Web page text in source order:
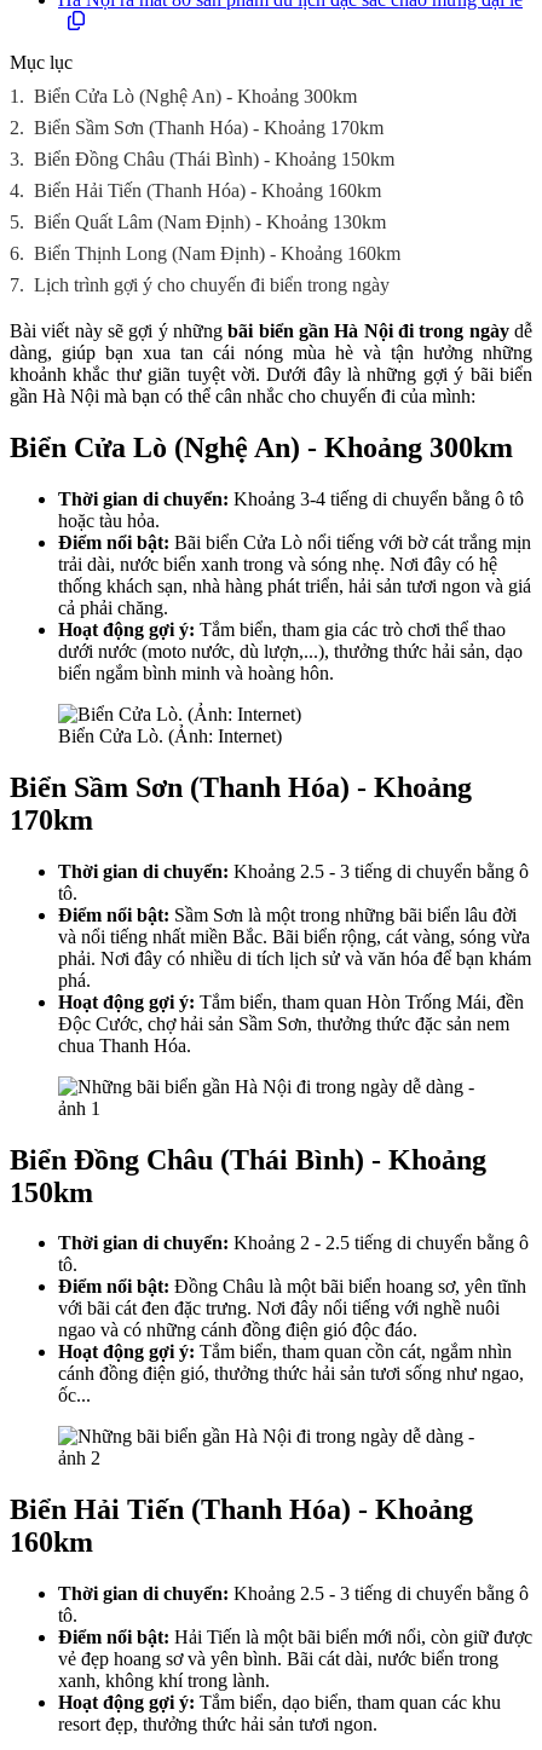
Mục lục
1. Biển Cửa Lò (Nghệ An) - Khoảng 300km
2. Biển Sầm Sơn (Thanh Hóa) - Khoảng 170km
3. Biển Đồng Châu (Thái Bình) - Khoảng 150km
4. Biển Hải Tiến (Thanh Hóa) - Khoảng 160km
5. Biển Quất Lâm (Nam Định) - Khoảng 130km
6. Biển Thịnh Long (Nam Định) - Khoảng 160km
7. Lịch trình gợi ý cho chuyến đi biển trong ngày
Bài viết này sẽ gợi ý nhữngbãi biển gần Hà Nội đi trong ngàydễ
dàng, giúp bạn xua tan cái nóng mùa hè và tận hưởng những
khoảnh khắc thư giãn tuyệt vời. Dưới đây là những gợi ý bãi biển
gần Hà Nội mà bạn có thể cân nhắc cho chuyến đi của mình:
Biển Cửa Lò (Nghệ An) - Khoảng 300km
Thời gian di chuyển: Khoảng 3-4 tiếng di chuyển bằng ô tô
hoặc tàu hỏa.
Điểm nổi bật: Bãi biển Cửa Lò nổi tiếng với bờ cát trắng mịn
trải dài, nước biển xanh trong và sóng nhẹ. Nơi đây có hệ
thống khách sạn, nhà hàng phát triển, hải sản tươi ngon và giá
cả phải chăng.
Hoạt động gợi ý: Tắm biển, tham gia các trò chơi thể thao
dưới nước (moto nước, dù lượn,...), thưởng thức hải sản, dạo
biển ngắm bình minh và hoàng hôn.
Biển Cửa Lò. (Ảnh: Internet)
Biển Sầm Sơn (Thanh Hóa) - Khoảng
170km
Thời gian di chuyển: Khoảng 2.5 - 3 tiếng di chuyển bằng ô
tô.
Điểm nổi bật: Sầm Sơn là một trong những bãi biển lâu đời
và nổi tiếng nhất miền Bắc. Bãi biển rộng, cát vàng, sóng vừa
phải. Nơi đây có nhiều di tích lịch sử và văn hóa để bạn khám
phá.
Hoạt động gợi ý: Tắm biển, tham quan Hòn Trống Mái, đền
Độc Cước, chợ hải sản Sầm Sơn, thưởng thức đặc sản nem
chua Thanh Hóa.
Biển Đồng Châu (Thái Bình) - Khoảng
150km
Thời gian di chuyển: Khoảng 2 - 2.5 tiếng di chuyển bằng ô
tô.
Điểm nổi bật: Đồng Châu là một bãi biển hoang sơ, yên tĩnh
với bãi cát đen đặc trưng. Nơi đây nổi tiếng với nghề nuôi
ngao và có những cánh đồng điện gió độc đáo.
Hoạt động gợi ý: Tắm biển, tham quan cồn cát, ngắm nhìn
cánh đồng điện gió, thưởng thức hải sản tươi sống như ngao,
ốc...
Biển Hải Tiến (Thanh Hóa) - Khoảng
160km
Thời gian di chuyển: Khoảng 2.5 - 3 tiếng di chuyển bằng ô
tô.
Điểm nổi bật: Hải Tiến là một bãi biển mới nổi, còn giữ được
vẻ đẹp hoang sơ và yên bình. Bãi cát dài, nước biển trong
xanh, không khí trong lành.
Hoạt động gợi ý: Tắm biển, dạo biển, tham quan các khu
resort đẹp, thưởng thức hải sản tươi ngon.